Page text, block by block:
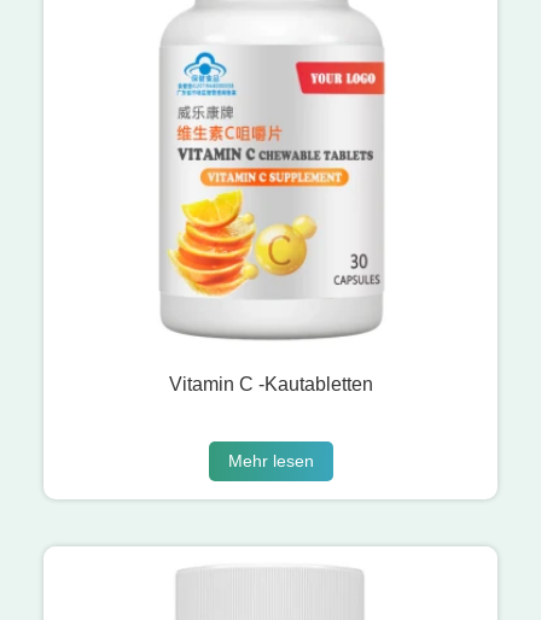
Vitamin C -Kautabletten
Mehr lesen